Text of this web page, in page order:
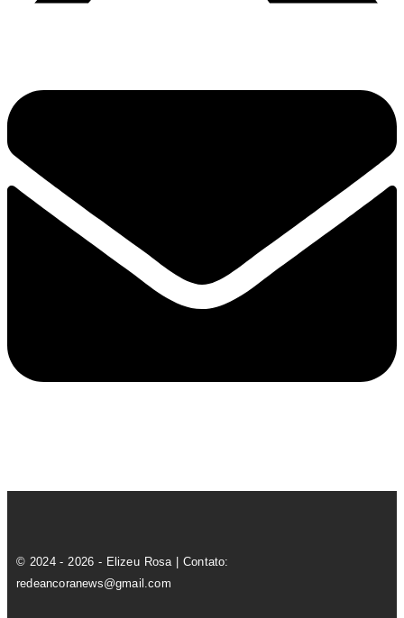
© 2024 - 2026 - Elizeu Rosa | Contato:
redeancoranews@gmail.com